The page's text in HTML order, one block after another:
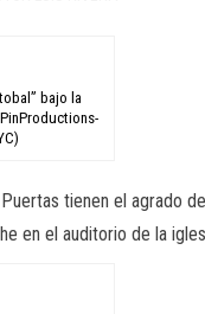
bajo la
tienen el agrado
en el auditorio de la